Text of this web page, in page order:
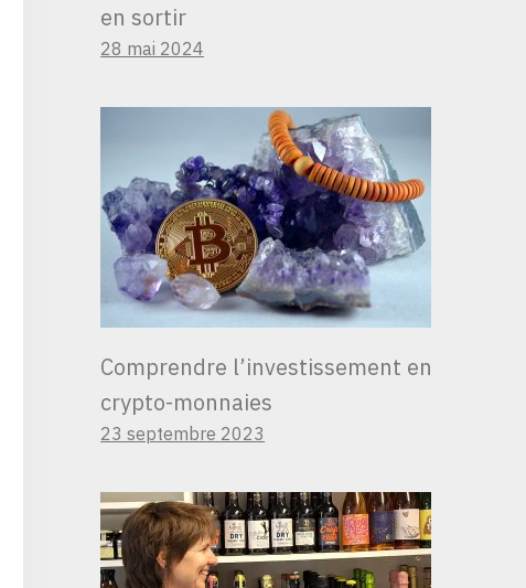
en sortir
28 mai 2024
Comprendre l’investissement en
crypto-monnaies
23 septembre 2023